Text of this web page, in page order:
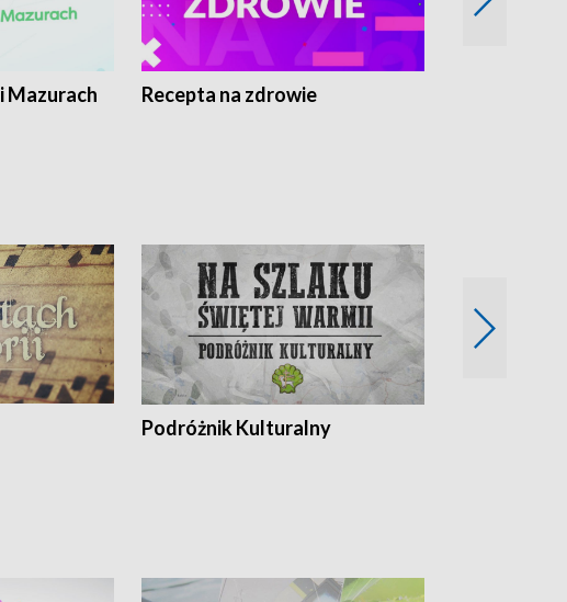
Mazurach Recepta na zdrowie
Podróżnik Kulturalny